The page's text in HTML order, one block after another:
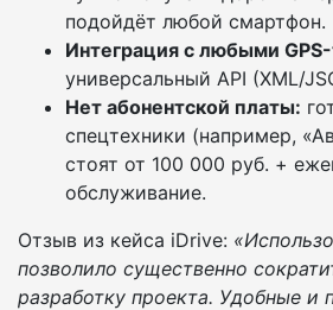
подойдёт любой смартфон.
Интеграция с любыми
универсальный API (XML/
Нет абонентской платы:
спецтехники (например,
стоят от 100 000 руб. +
обслуживание.
Отзыв из кейса iDrive:
позволило существенно
разработку проекта. Удобные и